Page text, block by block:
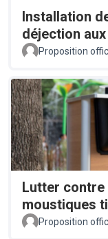
Installation
déjection
Proposition
Lutter
moustiques
Proposition